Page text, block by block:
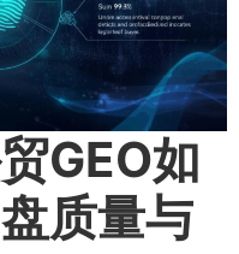
GEO如
质量与